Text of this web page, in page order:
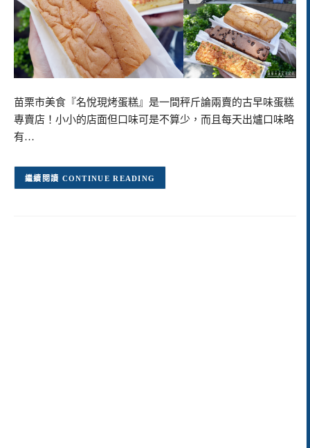
苗栗市美食『名悅現烤蛋糕』是一間秤斤論兩賣的古早味蛋糕
專賣店！小小的店面但口味可是不算少，而且每天出爐口味略
有…
CONTINUE READING